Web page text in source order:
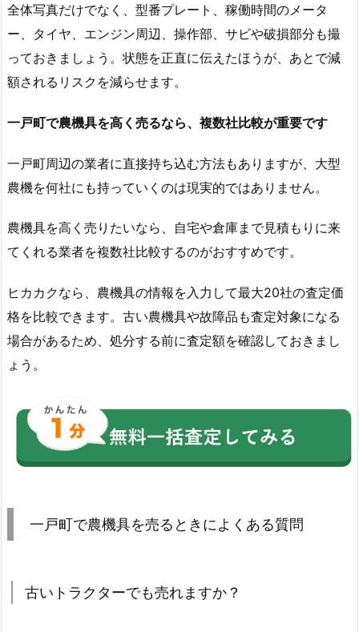
全体写真だけでなく、型番プレート、稼働時間のメータ
ー、タイヤ、エンジン周辺、操作部、サビや破損部分も撮
っておきましょう。状態を正直に伝えたほうが、あとで減
額されるリスクを減らせます。
一戸町で農機具を高く売るなら、複数社比較が重要です
一戸町周辺の業者に直接持ち込む方法もありますが、大型
農機を何社にも持っていくのは現実的ではありません。
農機具を高く売りたいなら、自宅や倉庫まで見積もりに来
てくれる業者を複数社比較するのがおすすめです。
ヒカカクなら、農機具の情報を入力して最大20社の査定価
格を比較できます。古い農機具や故障品も査定対象になる
場合があるため、処分する前に査定額を確認しておきまし
ょう。
一戸町で農機具を売るときによくある質問
古いトラクターでも売れますか？